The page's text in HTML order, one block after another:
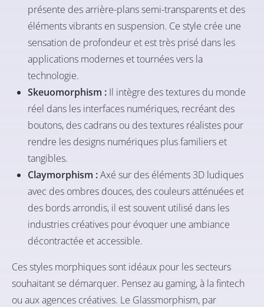
présente des arrière-plans semi-transparents et des
éléments vibrants en suspension. Ce style crée une
sensation de profondeur et est très prisé dans les
applications modernes et tournées vers la
technologie.
Skeuomorphism : Il intègre des textures du monde
réel dans les interfaces numériques, recréant des
boutons, des cadrans ou des textures réalistes pour
rendre les designs numériques plus familiers et
tangibles.
Claymorphism :Axé sur des éléments 3D ludiques
avec des ombres douces, des couleurs atténuées et
des bords arrondis, il est souvent utilisé dans les
industries créatives pour évoquer une ambiance
décontractée et accessible.
Ces styles morphiques sont idéaux pour les secteurs
souhaitant se démarquer. Pensez au gaming, à la fintech
ou aux agences créatives. Le Glassmorphism, par